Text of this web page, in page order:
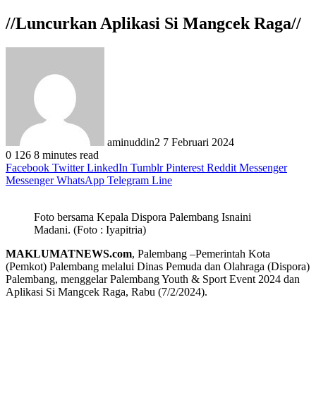
//Luncurkan Aplikasi Si Mangcek Raga//
aminuddin2 7 Februari 2024
0 126 8 minutes read
Facebook Twitter LinkedIn Tumblr Pinterest Reddit Messenger
Messenger WhatsApp Telegram Line
Foto bersama Kepala Dispora Palembang Isnaini
Madani. (Foto : Iyapitria)
MAKLUMATNEWS.com, Palembang –Pemerintah Kota
(Pemkot) Palembang melalui Dinas Pemuda dan Olahraga (Dispora)
Palembang, menggelar Palembang Youth & Sport Event 2024 dan
Aplikasi Si Mangcek Raga, Rabu (7/2/2024).